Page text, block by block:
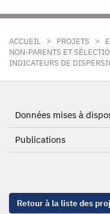
ACCUEIL > PROJETS >
NON-PARENTS ET
INDICATEURS DE
Données mises à
Publications
Retour à la liste des